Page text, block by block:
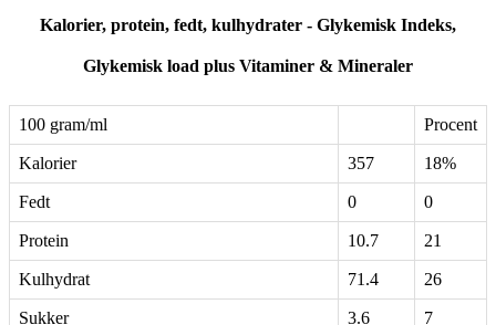
Kalorier, protein, fedt, kulhydrater - Glykemisk Indeks,
Glykemisk load plus Vitaminer & Mineraler
100 gram/ml Procent
Kalorier 357 18%
Fedt 0 0
Protein 10.7 21
Kulhydrat 71.4 26
Sukker 3.6 7